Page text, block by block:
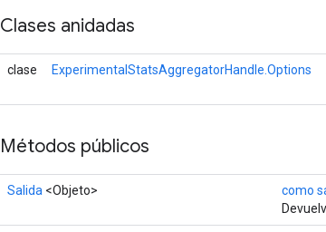
Clases anidadas
clase ExperimentalStatsAggregatorHandle.Options
Métodos públicos
Salida <Objeto> como